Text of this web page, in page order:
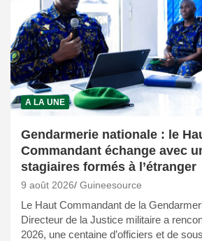
A LA UNE
Gendarmerie nationale : le
Commandant échange avec
stagiaires formés à l’étranger
9 août 2026 Guineesource
Le Haut Commandant de la
Directeur de la Justice militaire a
2026, une centaine d’officiers et de